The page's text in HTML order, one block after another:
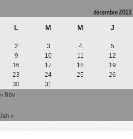
décembre 2013
L M M J
2
3 4 5
9
10 11 12
16
17 18 19
23
24 25 26
30
31
« Nov
Jan »